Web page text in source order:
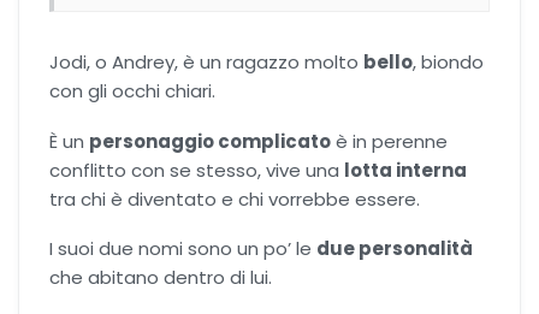
Jodi, o Andrey, è un ragazzo molto bello, biondo
con gli occhi chiari.
È un personaggio complicatoè in perenne
conflitto con se stesso, vive una lotta interna
tra chi è diventato e chi vorrebbe essere.
I suoi due nomi sono un po’ le due personalità
che abitano dentro di lui.